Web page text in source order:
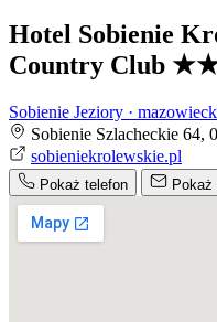
Hotel Sobienie
Country Club
Sobienie Jeziory ·
Sobienie Szlacheckie 64,
sobieniekrolewskie.pl
Pokaż telefon Pokaż